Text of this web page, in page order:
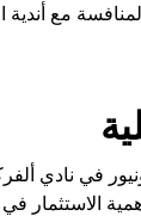
مع أندية
في نادي
الاستثمار